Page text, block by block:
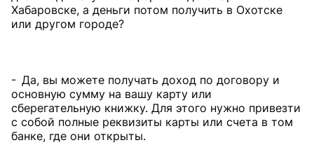
Хабаровске, а деньги потом получить в Охотске
или другом городе?
- Да, вы можете получать доход по договору и
основную сумму на вашу карту или
сберегательную книжку. Для этого нужно привезти
с собой полные реквизиты карты или счета в том
банке, где они открыты.